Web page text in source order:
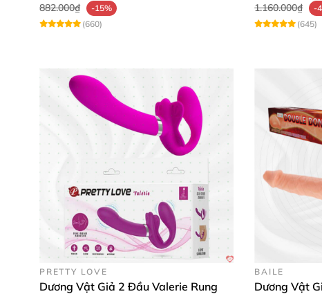
Đừng bỏ lỡ cơ hội nâng tầm khoái cảm với
giây tình yêu nồng cháy cùng người bạn đồng
882.000₫
-15%
(660)
1.160.000₫
-
(645)
PRETTY LOVE
Dương Vật Giả 2 Đầu Valerie Rung
BAILE
Dương Vật